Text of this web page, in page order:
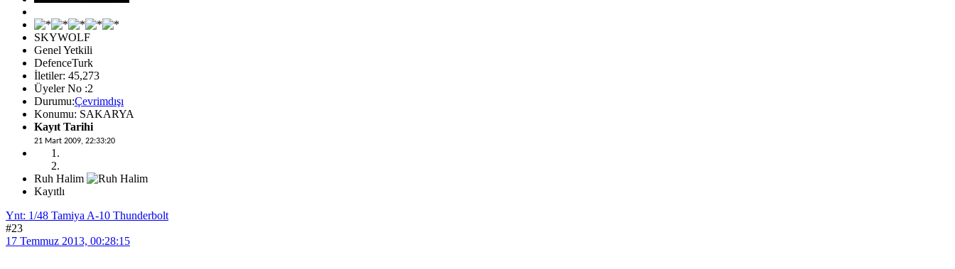
SKYWOLF
Genel Yetkili
DefenceTurk
İletiler: 45,273
Üyeler No :2
Durumu:Çevrimdışı
Konumu: SAKARYA
Kayıt Tarihi
21 Mart 2009, 22:33:20
Ruh Halim
Kayıtlı
Ynt: 1/48 Tamiya A-10 Thunderbolt
#23
17 Temmuz 2013, 00:28:15